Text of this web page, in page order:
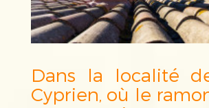
Dans la localité
Cyprien, où le